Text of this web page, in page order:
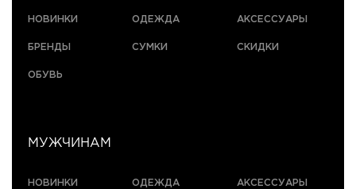
НОВИНКИ
БРЕНДЫ
ОБУВЬ
ОДЕЖДА
СУМКИ
АКСЕССУАРЫ
СКИДКИ
МУЖЧИНАМ
НОВИНКИ ОДЕЖДА АКСЕССУАРЫ